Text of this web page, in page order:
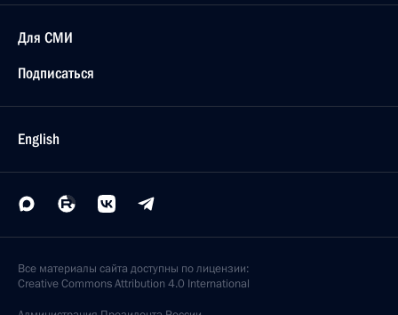
Для СМИ
Подписаться
English
Все материалы сайта доступны по лицензии:
Creative Commons Attribution 4.0 International